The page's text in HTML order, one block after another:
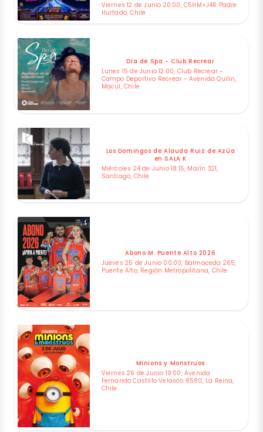
Viernes 12 de Junio 20:00, C5HM+J4R Padre
Hurtado, Chile
Dia de Spa - Club Recrear
Lunes 15 de Junio 12:00, Club Recrear -
Campo Deportivo Recrear - Avenida Quilin,
Macul, Chile
Los Domingos de Alauda Ruiz de Azúa
en SALA K
Miércoles 24 de Junio 18:15, Marín 321,
Santiago, Chile
Abono M. Puente Alto 2026
Jueves 25 de Junio 00:00, Balmaceda 265,
Puente Alto, Región Metropolitana, Chile
Minions y Monstruos
Viernes 26 de Junio 19:00, Avenida
Fernando Castillo Velasco 8580, La Reina,
Chile